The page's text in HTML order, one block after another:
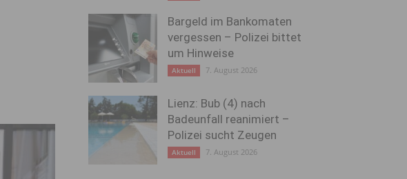
Bargeld im Bankomaten
vergessen – Polizei bittet
um Hinweise
Aktuell 7. August 2026
Lienz: Bub (4) nach
Badeunfall reanimiert –
Polizei sucht Zeugen
Aktuell 7. August 2026